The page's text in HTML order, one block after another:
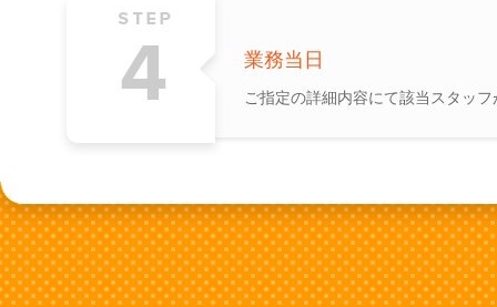
業務当日
ご指定の詳細内容にて該当スタッ